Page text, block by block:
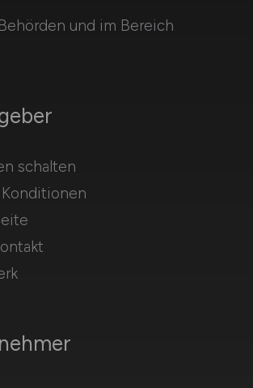
und im Bereich
schalten